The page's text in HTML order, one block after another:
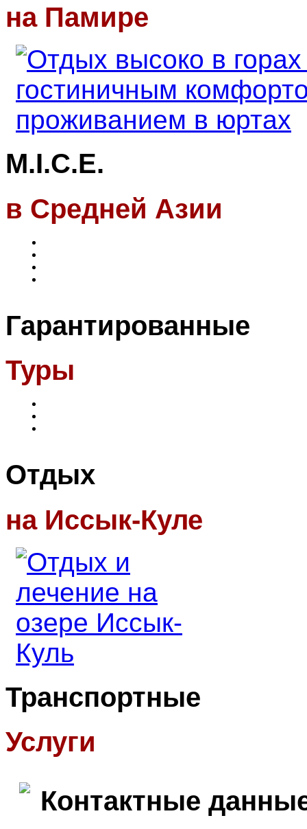
на Памире
M.I.C.E.
в Средней Азии
Гарантированные
Туры
Отдых
на Иссык-Куле
Транспортные
Услуги
Контактные